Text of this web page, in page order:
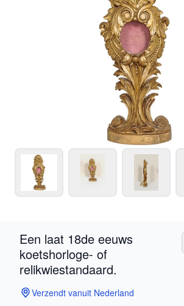
Een laat 18de eeuws
koetshorloge- of
relikwiestandaard.
Verzendt vanuit Nederland